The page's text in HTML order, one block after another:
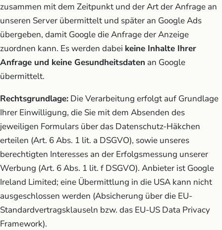
zusammen mit dem Zeitpunkt und der Art der Anfrage an
unseren Server übermittelt und später an Google Ads
übergeben, damit Google die Anfrage der Anzeige
zuordnen kann. Es werden dabei keine Inhalte Ihrer
Anfrage und keine Gesundheitsdaten an Google
übermittelt.
Rechtsgrundlage: Die Verarbeitung erfolgt auf Grundlage
Ihrer Einwilligung, die Sie mit dem Absenden des
jeweiligen Formulars über das Datenschutz-Häkchen
erteilen (Art. 6 Abs. 1 lit. a DSGVO), sowie unseres
berechtigten Interesses an der Erfolgsmessung unserer
Werbung (Art. 6 Abs. 1 lit. f DSGVO). Anbieter ist Google
Ireland Limited; eine Übermittlung in die USA kann nicht
ausgeschlossen werden (Absicherung über die EU-
Standardvertragsklauseln bzw. das EU-US Data Privacy
Framework).